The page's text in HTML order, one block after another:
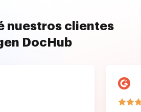
nuestros clientes
DocHub